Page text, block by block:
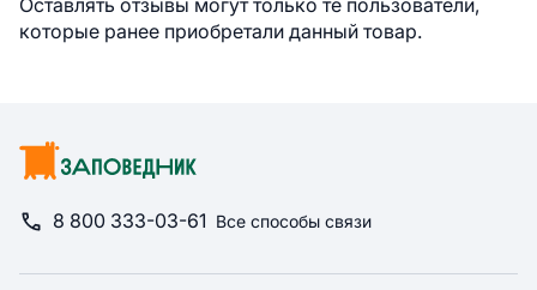
Оставлять отзывы могут только те пользователи,
которые ранее приобретали данный товар.
8 800 333-03-61 Все способы связи